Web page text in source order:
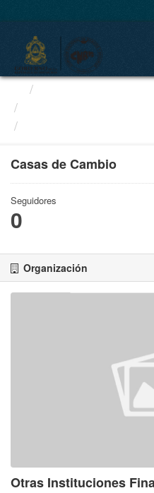
Casas de Cambio
Seguidores
0
Organización
Otras Instituciones